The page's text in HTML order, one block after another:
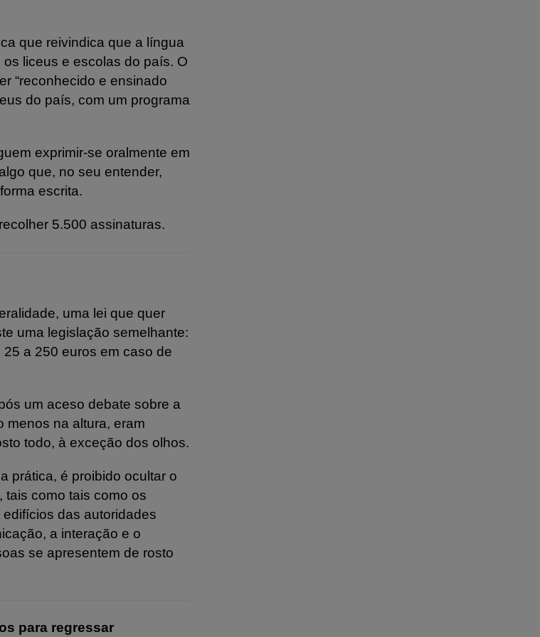
que reivindica que a língua
liceus e escolas do país. O
“reconhecido e ensinado
do país, com um programa
exprimir-se oralmente em
que, no seu entender,
escrita.
5.500 assinaturas.
uma lei que quer
uma legislação semelhante:
a 250 euros em caso de
um aceso debate sobre a
menos na altura, eram
todo, à exceção dos olhos.
prática, é proibido ocultar o
tais como tais como os
das autoridades
a interação e o
se apresentem de rosto
para regressar